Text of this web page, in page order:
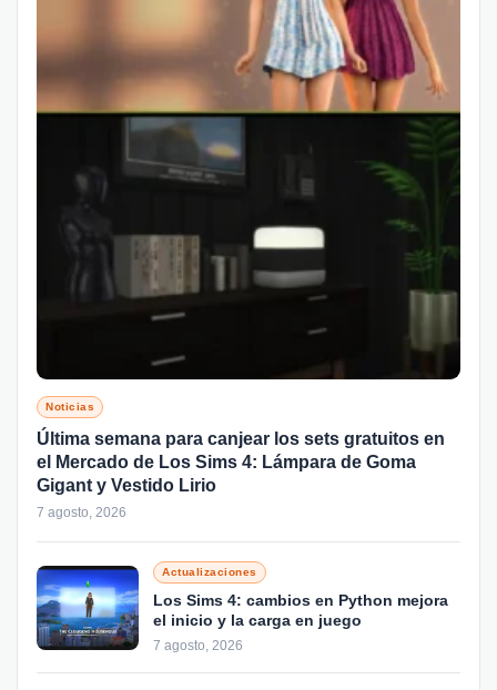
Noticias
Última semana para canjear los sets gratuitos en
el Mercado de Los Sims 4: Lámpara de Goma
Gigant y Vestido Lirio
7 agosto, 2026
Actualizaciones
Los Sims 4: cambios en Python mejora
el inicio y la carga en juego
7 agosto, 2026